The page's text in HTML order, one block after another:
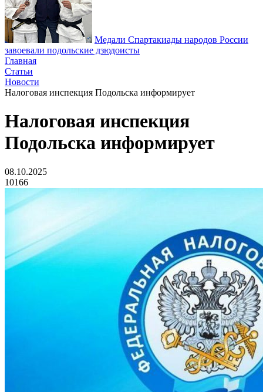
Медали Спартакиады народов России
завоевали подольские дзюдоисты
Главная
Статьи
Новости
Налоговая инспекция Подольска информирует
Налоговая инспекция
Подольска информирует
08.10.2025
10166